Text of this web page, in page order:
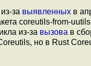
за выявленных в
coreutils-from-
из-за вызова в
но в Rust